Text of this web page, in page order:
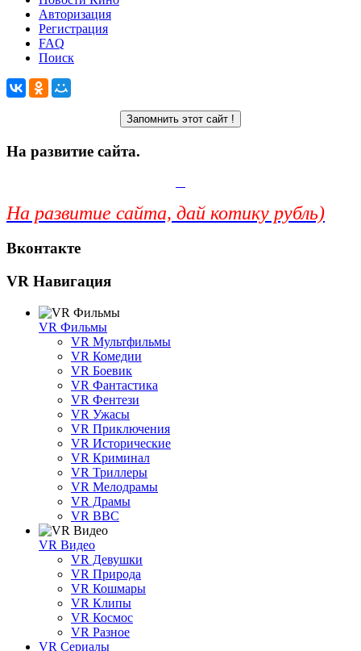
Авторизация
Регистрация
FAQ
Поиск
На развитие сайта.
На развитие сайта, дай котику рубль)
Вконтакте
VR Навигация
VR Фильмы
VR Мультфильмы
VR Комедии
VR Боевик
VR Фантастика
VR Фентези
VR Ужасы
VR Приключения
VR Исторические
VR Криминал
VR Триллеры
VR Мелодрамы
VR Драмы
VR BBC
VR Видео
VR Девушки
VR Природа
VR Кошмары
VR Клипы
VR Космос
VR Разное
VR Сериалы